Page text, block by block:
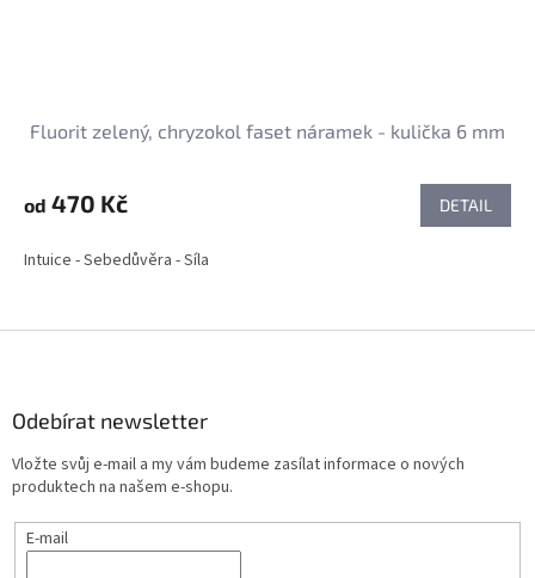
Fluorit zelený, chryzokol faset náramek - kulička 6 mm
od 470 Kč DETAIL
Intuice - Sebedůvěra - Síla
Odebírat newsletter
Vložte svůj e-mail a my vám budeme zasílat informace o nových
produktech na našem e-shopu.
E-mail